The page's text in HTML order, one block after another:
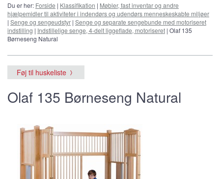
Du er her: Forside | Klassifikation | Møbler, fast inventar og andre
hjælpemidler til aktiviteter i indendørs og udendørs menneskeskabte miljøer
| Senge og sengeudstyr | Senge og separate sengebunde med motoriseret
indstilling | Indstillelige senge, 4-delt liggeflade, motoriseret | Olaf 135
Børneseng Natural
Føj til huskeliste
Olaf 135 Børneseng Natural